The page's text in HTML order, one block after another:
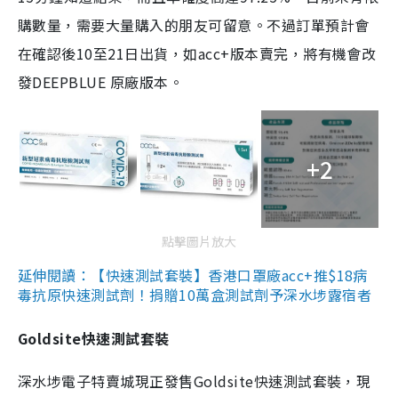
購數量，需要大量購入的朋友可留意。不過訂單預計會
在確認後10至21日出貨，如acc+版本賣完，將有機會改
發DEEPBLUE 原廠版本。
+2
點擊圖片放大
延伸閱讀：【快速測試套裝】香港口罩廠acc+推$18病
毒抗原快速測試劑！捐贈10萬盒測試劑予深水埗露宿者
Goldsite快速測試套裝
深水埗電子特賣城現正發售Goldsite快速測試套裝，現